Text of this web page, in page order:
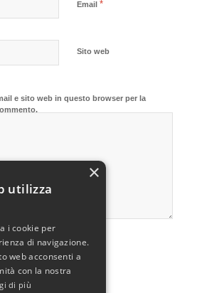
Email *
Sito web
e sito web in questo browser per la
×
utilizza
i cookie per
di navigazione.
web acconsenti a
con la nostra
di più